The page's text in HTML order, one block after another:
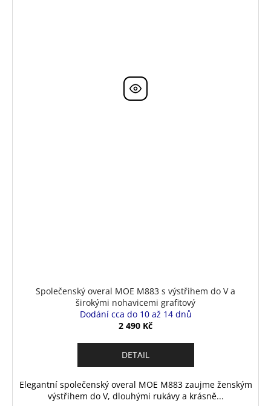
Společenský overal MOE M883 s výstřihem do V a
širokými nohavicemi grafitový
Dodání cca do 10 až 14 dnů
2 490 Kč
DETAIL
Elegantní společenský overal MOE M883 zaujme ženským
výstřihem do V, dlouhými rukávy a krásně...